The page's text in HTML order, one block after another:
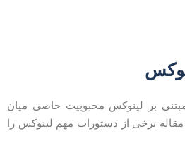
بر لینوکس محبوبیت خاصی میان
برخی از دستورات مهم لینوکس را